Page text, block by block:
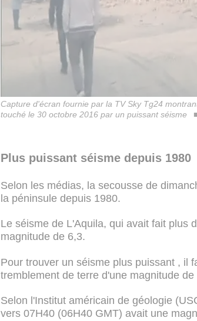
Capture d'écran fournie par la TV Sky Tg24
touché le 30 octobre 2016 par un puissant séisme
Plus puissant séisme depuis 1980
Selon les médias, la secousse de
la péninsule depuis 1980.
Le séisme de L'Aquila, qui avait fait plus
magnitude de 6,3.
Pour trouver un séisme plus puissant , il
tremblement de terre d'une magnitude
Selon l'Institut américain de géologie
vers 07H40 (06H40 GMT) avait une